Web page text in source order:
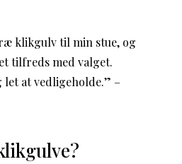
klikgulv til min stue, og
tilfreds med valget.
let at vedligeholde.” –